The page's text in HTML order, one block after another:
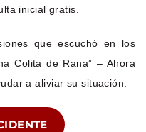
inicial gratis.
que escuchó en los
Colita de Rana” – Ahora
a aliviar su situación.